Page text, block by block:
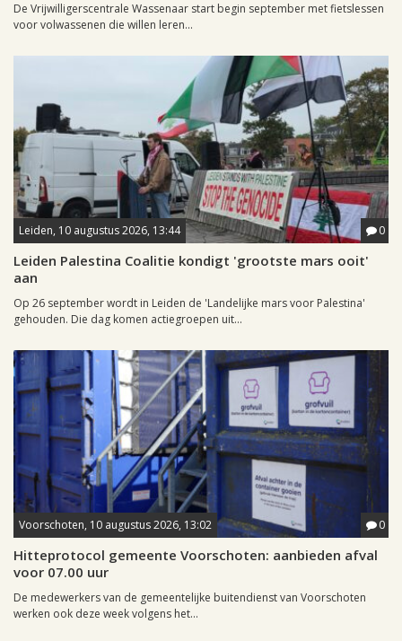
De Vrijwilligerscentrale Wassenaar start begin september met fietslessen
voor volwassenen die willen leren...
Leiden, 10 augustus 2026, 13:44 0
Leiden Palestina Coalitie kondigt 'grootste mars ooit'
aan
Op 26 september wordt in Leiden de 'Landelijke mars voor Palestina'
gehouden. Die dag komen actiegroepen uit...
Voorschoten, 10 augustus 2026, 13:02 0
Hitteprotocol gemeente Voorschoten: aanbieden afval
voor 07.00 uur
De medewerkers van de gemeentelijke buitendienst van Voorschoten
werken ook deze week volgens het...